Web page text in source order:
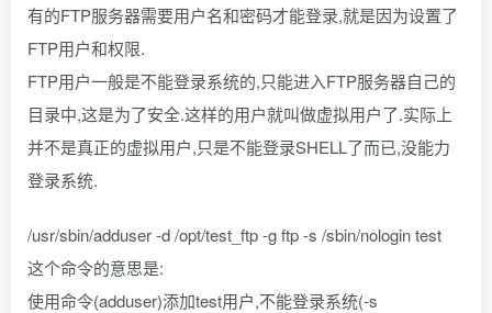
有的FTP服务器需要用户名和密码才能登录,就是因为设置了
FTP用户和权限.
FTP用户一般是不能登录系统的,只能进入FTP服务器自己的
目录中,这是为了安全.这样的用户就叫做虚拟用户了.实际上
并不是真正的虚拟用户,只是不能登录SHELL了而已,没能力
登录系统.
/usr/sbin/adduser -d /opt/test_ftp -g ftp -s /sbin/nologin test
这个命令的意思是:
使用命令(adduser)添加test用户,不能登录系统(-s